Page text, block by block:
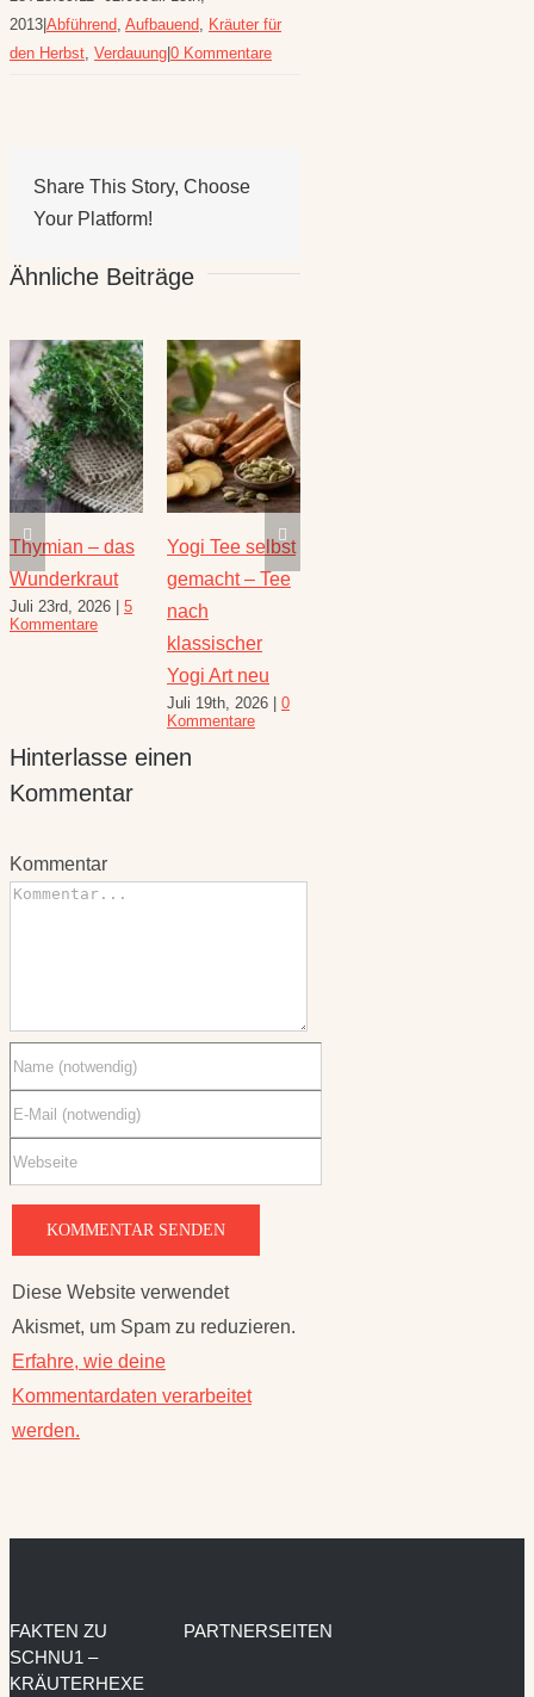
2013 Abführend, Aufbauend, Kräuter für
den Herbst, Verdauung 0 Kommentare
Share This Story, Choose
Your Platform!
Ähnliche Beiträge
Thymian – das
Wunderkraut
Juli 23rd, 2026
5
Kommentare
Yogi Tee selbst
gemacht – Tee
nach
klassischer
Yogi Art neu
Juli 19th, 2026
0
Kommentare
Hinterlasse einen
Kommentar
Kommentar
Diese Website verwendet
Akismet, um Spam zu reduzieren.
Erfahre, wie deine
Kommentardaten verarbeitet
werden.
FAKTEN ZU
SCHNU1 –
KRÄUTERHEXE
PARTNERSEITEN